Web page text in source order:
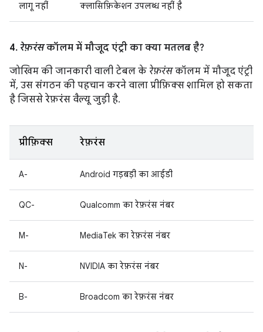
लागू नहीं क्लासिफ़िकेशन उपलब्ध नहीं है
4. रेफ़रंसकॉलम में मौजूद एंट्री का क्या मतलब है?
जोखिम की जानकारी वाली टेबल के रेफ़रंसकॉलम में मौजूद एंट्री
में, उस संगठन की पहचान करने वाला प्रीफ़िक्स शामिल हो सकता
है जिससे रेफ़रंस वैल्यू जुड़ी है.
प्रीफ़िक्स रेफ़रंस
A- Android गड़बड़ी का आईडी
QC- Qualcomm का रेफ़रंस नंबर
M- MediaTek का रेफ़रंस नंबर
N- NVIDIA का रेफ़रंस नंबर
B- Broadcom का रेफ़रंस नंबर